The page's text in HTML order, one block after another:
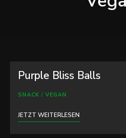
Purple Bliss Balls
SNACK / VEGAN
JETZT WEITERLESEN